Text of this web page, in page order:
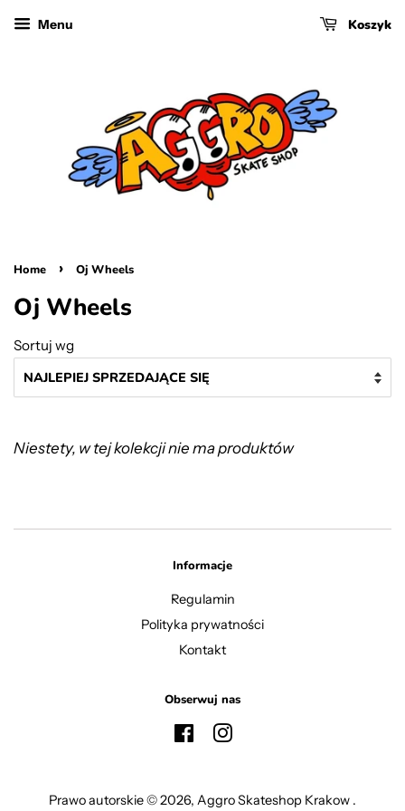
Menu Koszyk
Home › Oj Wheels
Oj Wheels
Sortuj wg
Niestety, w tej kolekcji nie ma produktów
Informacje
Regulamin
Polityka prywatności
Kontakt
Obserwuj nas
FacebookInstagram
Prawo autorskie © 2026, Aggro Skateshop Krakow .